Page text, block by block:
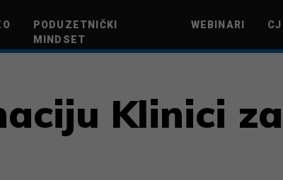
PODUZETNIČKI
MINDSET
WEBINARI
Klinici